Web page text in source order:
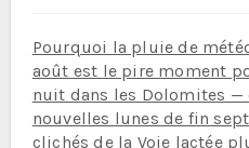
Pourquoi la pluie de
août est le pire moment
nuit dans les Dolomites
nouvelles lunes de fin
clichés de la Voie lactée